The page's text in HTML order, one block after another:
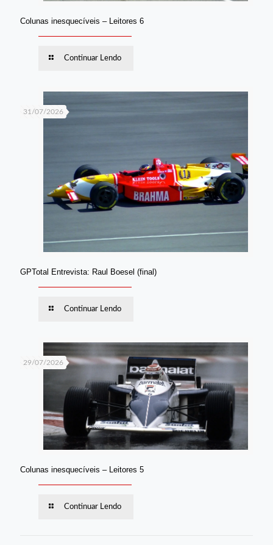
Colunas inesquecíveis – Leitores 6
Continuar Lendo
31/07/2026
GPTotal Entrevista: Raul Boesel (final)
Continuar Lendo
29/07/2026
Colunas inesquecíveis – Leitores 5
Continuar Lendo